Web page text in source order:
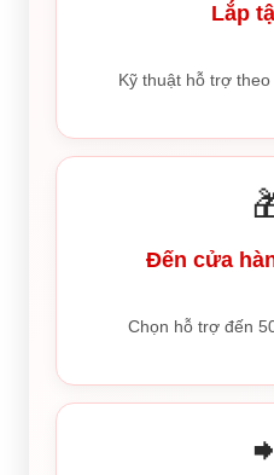
Lắp
Kỹ thuật hỗ trợ
Đến cửa
Chọn hỗ trợ đến